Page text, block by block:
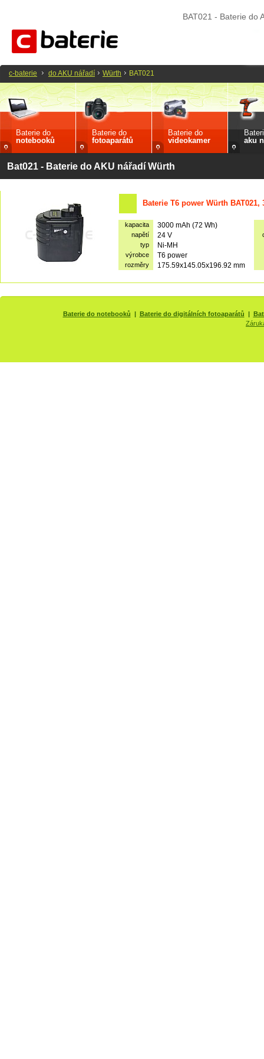
BAT021 - Baterie do
Baterie do
notebooků
Baterie do
fotoaparátů
Baterie do
videokamer
aku
Bat021 - Baterie do AKU nářadí Würth
Baterie T6 power Würth BAT021,
kapacita 3000 mAh (72 Wh)
napětí 24 V
typ
Ni-MH
výrobce T6 power
rozměry 175.59x145.05x196.92 mm
c-baterie do AKU nářadí Würth BAT021
Baterie do notebooků | Baterie do digitálních fotoaparátů |